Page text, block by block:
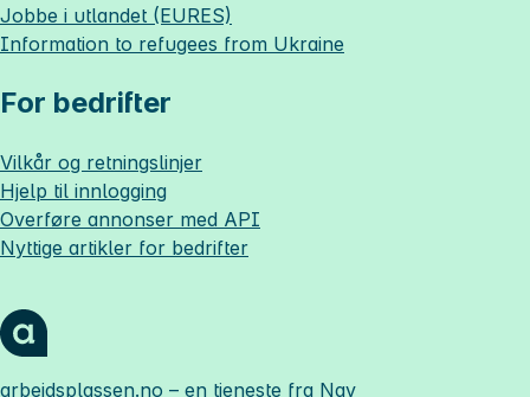
Jobbe i utlandet (EURES)
Information to refugees from Ukraine
For bedrifter
Vilkår og retningslinjer
Hjelp til innlogging
Overføre annonser med API
Nyttige artikler for bedrifter
arbeidsplassen.no – en tjeneste fra Nav